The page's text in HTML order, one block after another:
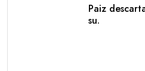
Paiz
su.